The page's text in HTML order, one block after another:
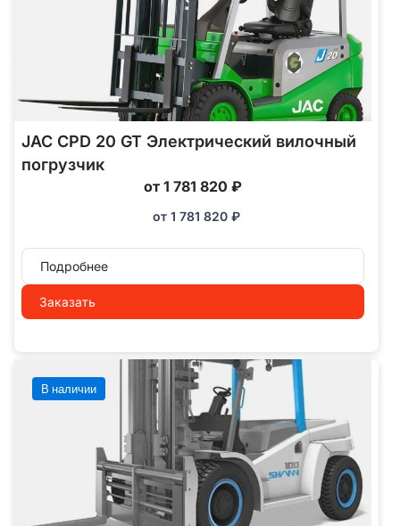
JAC CPD 20 GT Электрический вилочный
погрузчик
от 1 781 820 ₽
от 1 781 820 ₽
Подробнее
Заказать
В наличии